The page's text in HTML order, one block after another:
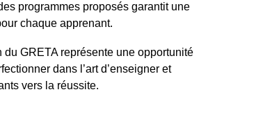
programmes proposés garantit une
chaque apprenant.
GRETA représente une opportunité
dans l’art d’enseigner et
vers la réussite.